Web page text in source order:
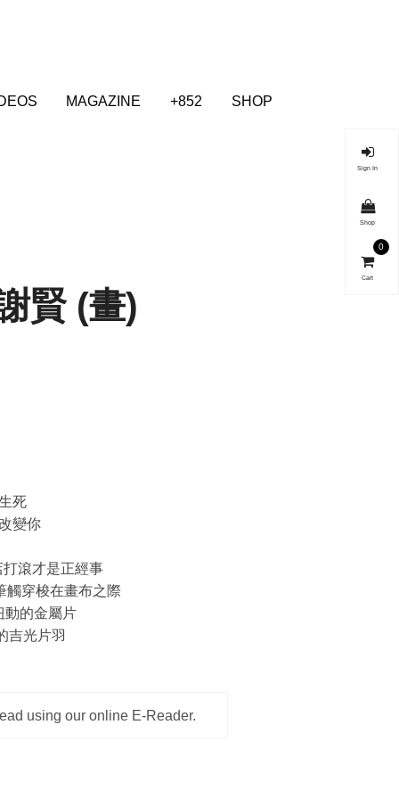
MAGAZINE +852 SHOP
Sign In
Shop
0
Cart
賢 (畫)
死
變你
滾才是正經事
觸穿梭在畫布之際
動的金屬片
吉光片羽
using our online E-Reader.